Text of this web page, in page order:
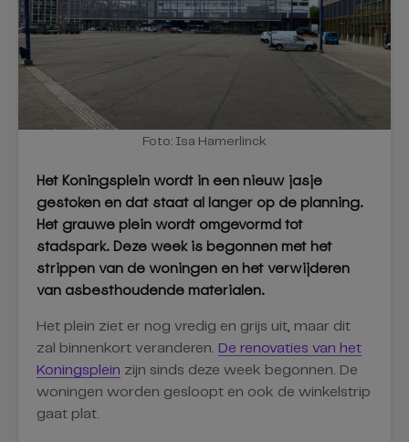
Foto: Isa Hamerlinck
Het Koningsplein wordt in een nieuw jasje
gestoken en dat staat al langer op de planning.
Het grauwe plein wordt omgevormd tot
stadspark. Deze week is begonnen met het
strippen van de woningen en het verwijderen
van asbesthoudende materialen.
Het plein ziet er nog vredig en grijs uit, maar dit
zal binnenkort veranderen.
De renovaties van het
Koningsplein zijn sinds deze week begonnen. De
woningen worden gesloopt en ook de winkelstrip
gaat plat.